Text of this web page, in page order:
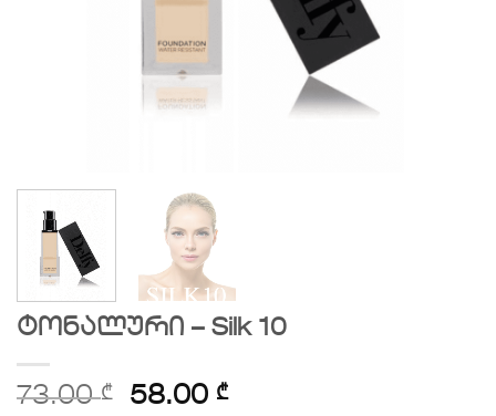
ტონალური – Silk 10
73.00₾ 58.00 ₾